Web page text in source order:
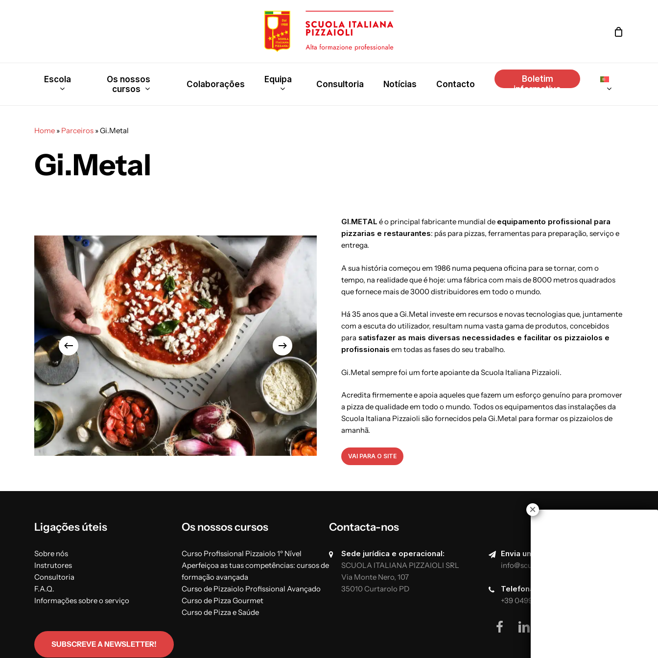
Escola
Os nossos
cursos
Colaborações Equipa Consultoria Notícias Contacto
Boletim
informativo
Home » Parceiros »Gi.Metal
Gi.Metal
GI.METAL é o principal fabricante mundial de equipamento profissional para
pizzarias e restaurantes: pás para pizzas, ferramentas para preparação, serviço e
entrega.
A sua história começou em 1986 numa pequena oficina para se tornar, com o
tempo, na realidade que é hoje: uma fábrica com mais de 8000 metros quadrados
que fornece mais de 3000 distribuidores em todo o mundo.
Há 35 anos que a Gi.Metal investe em recursos e novas tecnologias que, juntamente
com a escuta do utilizador, resultam numa vasta gama de produtos, concebidos
para satisfazer as mais diversas necessidades e facilitar os pizzaiolos e
profissionais em todas as fases do seu trabalho.
Gi.Metal sempre foi um forte apoiante da Scuola Italiana Pizzaioli.
Acredita firmemente e apoia aqueles que fazem um esforço genuíno para promover
a pizza de qualidade em todo o mundo. Todos os equipamentos das instalações da
Scuola Italiana Pizzaioli são fornecidos pela Gi.Metal para formar os pizzaiolos de
amanhã.
VAI PARA O SITE
Ligações úteis
Sobre nós
Instrutores
Consultoria
F.A.Q.
Informações sobre o serviço
SUBSCREVE A NEWSLETTER!
Os nossos cursos
Curso Profissional Pizzaiolo 1º Nível
Aperfeiçoa as tuas competências: cursos de
formação avançada
Curso de Pizzaiolo Profissional Avançado
Curso de Pizza Gourmet
Curso de Pizza e Saúde
Contacta-nos
Sede jurídica e operacional:
SCUOLA ITALIANA PIZZAIOLI SRL
Via Monte Nero, 107
35010 Curtarolo PD
Envia um e-mail:
info@scuolaitalianapizzaioli.it
Telefona:
+39 0499624665
facebook
linkedin